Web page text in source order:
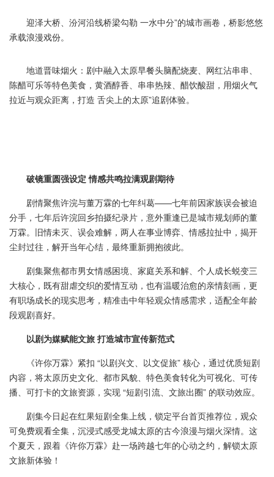
迎泽大桥、汾河沿线桥梁勾勒 一水中分”的城市画卷，桥影悠悠
承载浪漫戏份。
地道晋味烟火：剧中融入太原早餐头脑配烧麦、网红沾串串、
陈醋可乐等特色美食，黄酒醇香、串串热辣、醋饮酸甜，用烟火气
拉近与观众距离，打造 舌尖上的太原”追剧体验。
破镜重圆强设定 情感共鸣拉满观剧期待
剧情聚焦许浣与董万霖的七年纠葛——七年前因家族误会被迫
分手，七年后许浣回乡拍摄纪录片，意外重逢已是城市规划师的董
万霖。旧情未灭、误会难解，两人在事业博弈、情感拉扯中，揭开
尘封过往，解开当年心结，最终重新拥抱彼此。
剧集聚焦都市男女情感困境、家庭关系和解、个人成长蜕变三
大核心，既有甜虐交织的爱情互动，也有温暖治愈的亲情刻画，更
有职场成长的现实思考，精准击中年轻观众情感需求，适配全年龄
段观剧喜好。
以剧为媒赋能文旅 打造城市宣传新范式
《许你万霖》紧扣 “以剧兴文、以文促旅” 核心，通过优质短剧
内容，将太原历史文化、都市风貌、特色美食转化为可视化、可传
播、可打卡的文旅资源，实现 “短剧引流、文旅出圈” 的联动效应。
剧集今日起在红果短剧全集上线，锁定平台首页推荐位，观众
可免费观看全集，沉浸式感受龙城太原的古今浪漫与烟火深情。这
个夏天，跟着《许你万霖》赴一场跨越七年的心动之约，解锁太原
文旅新体验！